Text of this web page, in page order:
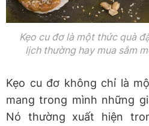
Kẹo cu đơ là một thức quà
lịch thường hay mua sắm
Kẹo cu đơ không chỉ là
mang trong mình những
Nó thường xuất hiện